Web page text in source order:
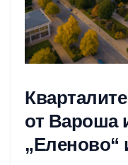
от Вароша
„Еленово“